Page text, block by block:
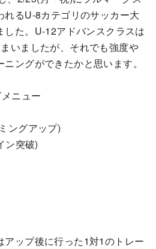
れるU-8カテゴリのサッカー大
た。U-12アドバンスクラスは
いましたが、それでも強度や
ングができたかと思います。
ニュー
ングアップ)
ン突破)
ップ後に行った1対1のトレー